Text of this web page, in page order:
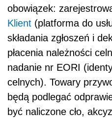
obowiązek:
Klient (platforma do us
składania zgłoszeń i
płacenia należności
nadanie nr EORI
celnych). Towary
będą podlegać
być naliczone cło,